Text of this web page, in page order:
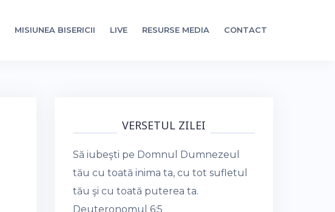
MISIUNEA BISERICII LIVE RESURSE MEDIA CONTACT
VERSETUL ZILEI
Să iubeşti pe Domnul Dumnezeul
tău cu toată inima ta, cu tot sufletul
tău şi cu toată puterea ta.
Deuteronomul 6:5